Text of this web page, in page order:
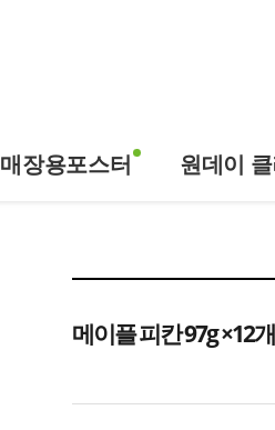
매장용포스터 원데이
메이플 피칸 97g ×12개